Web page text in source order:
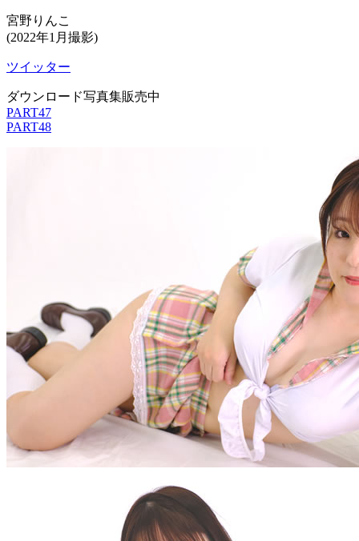
宮野りんこ
(2022年1月撮影)
ツイッター
ダウンロード写真集販売中
PART47
PART48